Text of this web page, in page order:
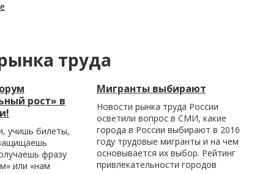
труда
рост» в
учишь билеты,
фразу
или «нам
Мигранты выбирают
Новости рынка труда России
осветили вопрос в СМИ, какие
города в России выбирают в 2016
году трудовые мигранты и на чем
основывается их выбор. Рейтинг
привлекательности городов